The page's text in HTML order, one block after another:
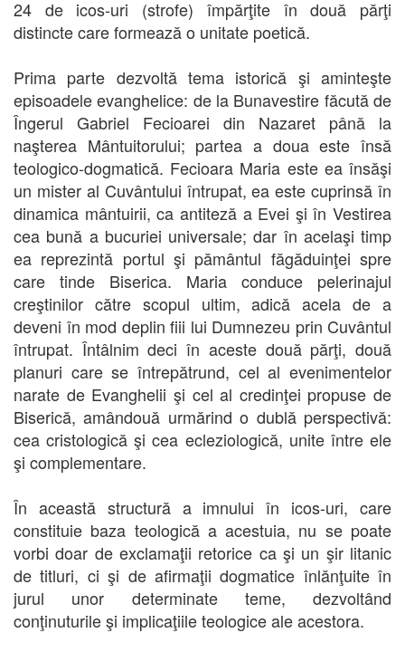
24 de icos-uri (strofe) împărţite în două părţi
distincte care formează o unitate poetică.
Prima parte dezvoltă tema istorică şi aminteşte
episoadele evanghelice: de la Bunavestire făcută de
Îngerul Gabriel Fecioarei din Nazaret până la
naşterea Mântuitorului; partea a doua este însă
teologico-dogmatică. Fecioara Maria este ea însăşi
un mister al Cuvântului întrupat, ea este cuprinsă în
dinamica mântuirii, ca antiteză a Evei şi în Vestirea
cea bună a bucuriei universale; dar în acelaşi timp
ea reprezintă portul şi pământul făgăduinţei spre
care tinde Biserica. Maria conduce pelerinajul
creştinilor către scopul ultim, adică acela de a
deveni în mod deplin fiii lui Dumnezeu prin Cuvântul
întrupat. Întâlnim deci în aceste două părţi, două
planuri care se întrepătrund, cel al evenimentelor
narate de Evanghelii şi cel al credinţei propuse de
Biserică, amândouă urmărind o dublă perspectivă:
cea cristologică şi cea ecleziologică, unite între ele
şi complementare.
În această structură a imnului în icos-uri, care
constituie baza teologică a acestuia, nu se poate
vorbi doar de exclamaţii retorice ca şi un şir litanic
de titluri, ci şi de afirmaţii dogmatice înlănţuite în
jurul unor determinate teme, dezvoltând
conţinuturile şi implicaţiile teologice ale acestora.